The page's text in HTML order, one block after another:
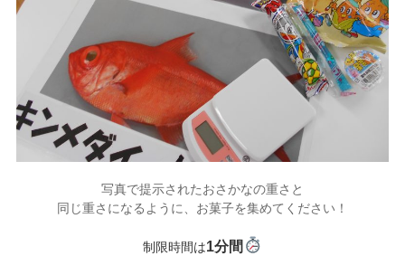
写真で提示されたおさかなの重さと
同じ重さになるように、お菓子を集めてください！
制限時間は1分間